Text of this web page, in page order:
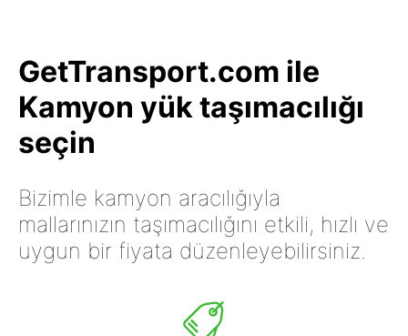
GetTransport.com ile
Kamyon yük taşımacılığı
seçin
Bizimle kamyon aracılığıyla
mallarınızın taşımacılığını etkili, hızlı ve
uygun bir fiyata düzenleyebilirsiniz.